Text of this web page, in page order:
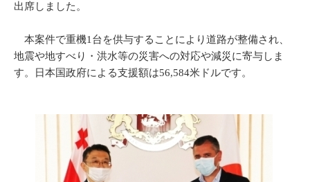
出席しました。
本案件で重機1台を供与することにより道路が整備され、
地震や地すべり・洪水等の災害への対応や減災に寄与しま
す。日本国政府による支援額は56,584米ドルです。